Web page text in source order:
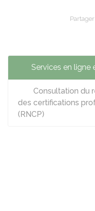
Partager
Services en ligne
Consultation du
des certifications
(RNCP)